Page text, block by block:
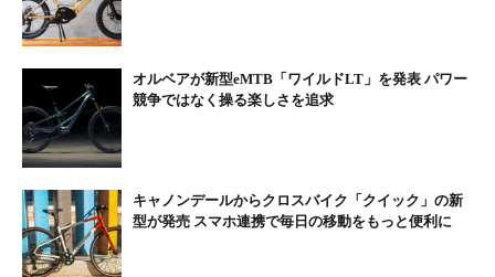
アシストモードは3段階。最もパワーが出るハイモード
で35km走行できる
オルベアが新型eMTB「ワイルドLT」を発表 パワー
競争ではなく操る楽しさを追求
キャノンデールからクロスバイク「クイック」の新
型が発売 スマホ連携で毎日の移動をもっと便利に